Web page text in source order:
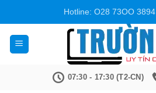
nội
dung
Hotline: O28 73OO 3894
07:30 - 17:30 (T2-CN)